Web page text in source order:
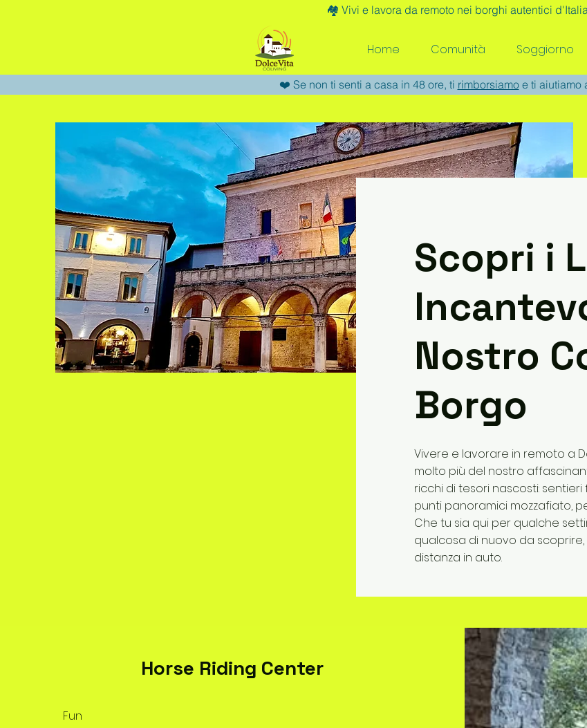
🏘️ Vivi e lavora da remoto nei borghi autentici
Home Comunità Soggiorno
❤️ Se non ti senti a casa in 48 ore, ti rimborsiamoe ti aiutiamo
Scopri i
Nostro
Borgo
Vivere e lavorare in remoto a
molto più del nostro
ricchi di tesori nascosti:
punti panoramici mozzafiato,
Che tu sia qui per qualche
qualcosa di nuovo da
distanza in auto.
Horse Riding Center
Fun